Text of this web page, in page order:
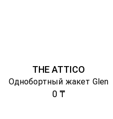
THE ATTICO
Однобортный жакет Glen
0 ₸